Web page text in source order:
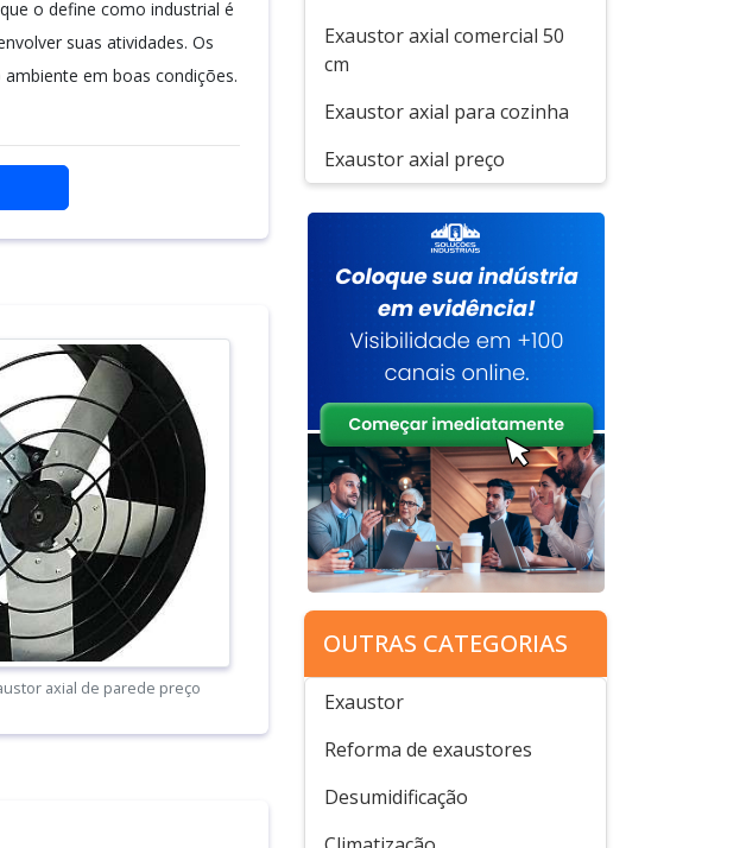
o define como industrial é
suas atividades. Os
em boas condições.
axial de parede preço
Exaustor axial comercial 50
cm
Exaustor axial para cozinha
Exaustor axial preço
OUTRAS CATEGORIAS
Exaustor
Reforma de exaustores
Desumidificação